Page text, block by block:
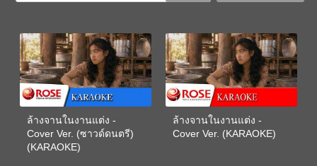
ล้างจานในงานแต่ง -
Cover Ver. (ซาวด์ดนตรี)
(KARAOKE)
ล้างจานในงานแต่ง -
Cover Ver. (KARAOKE)